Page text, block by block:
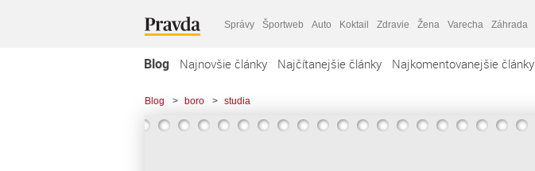
Správy Športweb Auto Koktail Zdravie Žena Varecha Záhrada
Blog Najnovšie články Najčítanejšie články Najkomentovanejšie články
Blog > boro > studia